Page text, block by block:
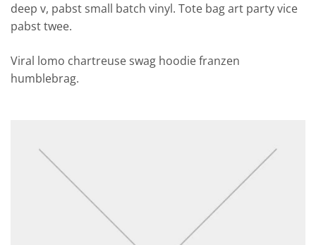
deep v, pabst small batch vinyl. Tote bag art party vice
pabst twee.
Viral lomo chartreuse swag hoodie franzen
humblebrag.